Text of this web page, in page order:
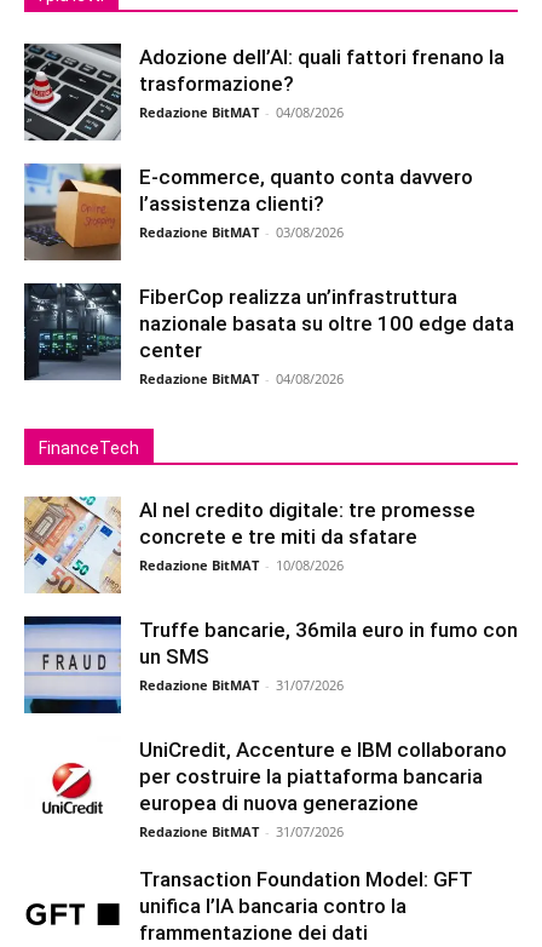
Adozione dell’AI: quali fattori frenano la
trasformazione?
Redazione BitMAT - 04/08/2026
E-commerce, quanto conta davvero
l’assistenza clienti?
Redazione BitMAT - 03/08/2026
FiberCop realizza un’infrastruttura
nazionale basata su oltre 100 edge data
center
Redazione BitMAT - 04/08/2026
FinanceTech
AI nel credito digitale: tre promesse
concrete e tre miti da sfatare
Redazione BitMAT - 10/08/2026
Truffe bancarie, 36mila euro in fumo con
un SMS
Redazione BitMAT - 31/07/2026
UniCredit, Accenture e IBM collaborano
per costruire la piattaforma bancaria
europea di nuova generazione
Redazione BitMAT - 31/07/2026
Transaction Foundation Model: GFT
unifica l’IA bancaria contro la
frammentazione dei dati